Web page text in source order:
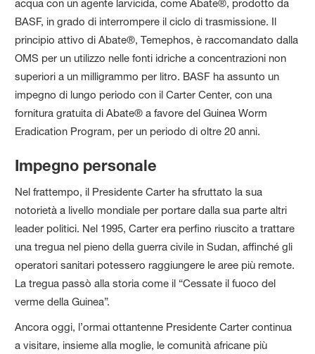
acqua con un agente larvicida, come Abate®, prodotto da
BASF, in grado di interrompere il ciclo di trasmissione. Il
principio attivo di Abate®, Temephos, è raccomandato dalla
OMS per un utilizzo nelle fonti idriche a concentrazioni non
superiori a un milligrammo per litro. BASF ha assunto un
impegno di lungo periodo con il Carter Center, con una
fornitura gratuita di Abate® a favore del Guinea Worm
Eradication Program, per un periodo di oltre 20 anni.
Impegno personale
Nel frattempo, il Presidente Carter ha sfruttato la sua
notorietà a livello mondiale per portare dalla sua parte altri
leader politici. Nel 1995, Carter era perfino riuscito a trattare
una tregua nel pieno della guerra civile in Sudan, affinché gli
operatori sanitari potessero raggiungere le aree più remote.
La tregua passò alla storia come il “Cessate il fuoco del
verme della Guinea”.
Ancora oggi, l’ormai ottantenne Presidente Carter continua
a visitare, insieme alla moglie, le comunità africane più